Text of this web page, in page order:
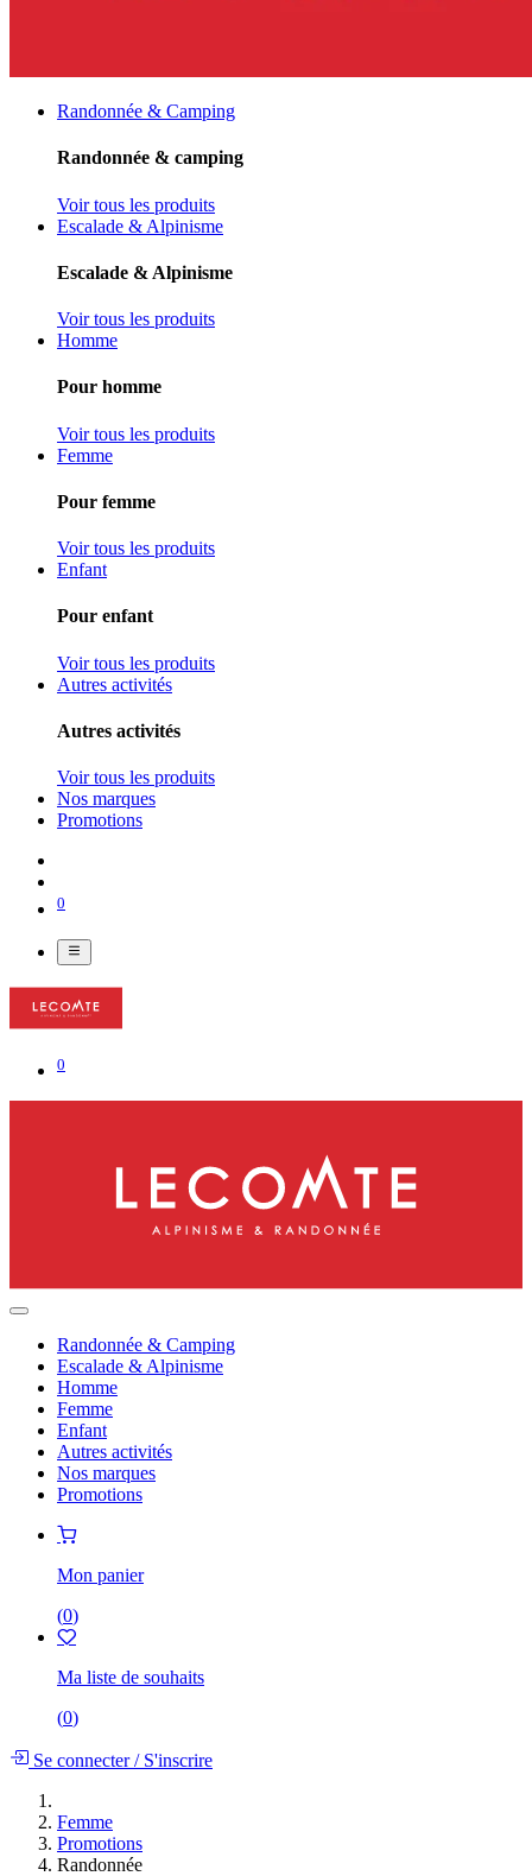
Randonnée & Camping
Randonnée & camping
Voir tous les produits
Escalade & Alpinisme
Escalade & Alpinisme
Voir tous les produits
Homme
Pour homme
Voir tous les produits
Femme
Pour femme
Voir tous les produits
Enfant
Pour enfant
Voir tous les produits
Autres activités
Autres activités
Voir tous les produits
Nos marques
Promotions
0
0
Randonnée & Camping
Escalade & Alpinisme
Homme
Femme
Enfant
Autres activités
Nos marques
Promotions
Mon panier
(0)
Ma liste de souhaits
(0)
Se connecter/S'inscrire
Femme
Promotions
Randonnée